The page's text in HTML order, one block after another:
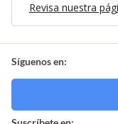
Revisa nuestra
Síguenos en: